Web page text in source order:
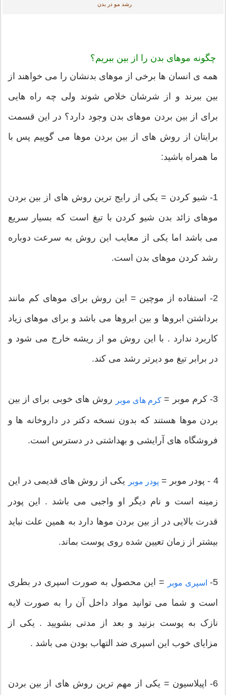
رشد مو در بدن
چگونه موهای بدن را از بین ببریم؟
همه ی انسان ها برخی از موهای بدنشان را می خواهند از
بین ببرند و از شرشان خلاص شوند ولی چه راه هایی
برای از بین بردن موهای بدن وجود دارد؟ در این قسمت
برایتان از روش های از بین بردن موها می گوییم پس با
ما همراه باشید:
1- شیو کردن = یکی از رایج ترین روش های از بین بردن
موهای زائد بدن شیو کردن با تیغ است که بسیار سریع
می باشد اما یکی از معایب این روش به سرعت دوباره
رشد کردن موهای بدن است.
2- استفاده از موچین = این روش برای موهای کم مانند
برداشتن ابروها و بین ابروها می باشد و برای موهای زیاد
کاربرد ندارد . با این روش مو از ریشه خارج می شود و
در برابر تیغ مو دیرتر رشد می کند.
3- کرم موبر = کرم های موبر روش های خوبی برای از بین
بردن موها هستند که بدون نسخه دکتر در داروخانه ها و
فروشگاه های آرایشی و بهداشتی در دسترس است.
4 - پودر موبر = پودر موبر یکی از روش های قدیمی در این
زمینه است و نام دیگر او واجبی می باشد . این پودر
قدرت بالایی در از بین بردن موها دارد به همین علت نباید
بیشتر از زمان تعیین شده روی پوست بماند.
5- اسپری موبر = این محصول به صورت اسپری در بطری
است و شما می توانید مواد داخل آن را به صورت لایه
نازک به پوست بزنید و بعد از مدتی بشویید . یکی از
مزایای خوب این اسپری ضد التهاب بودن می باشد .
6- اپیلاسیون = یکی از مهم ترین روش های از بین بردن